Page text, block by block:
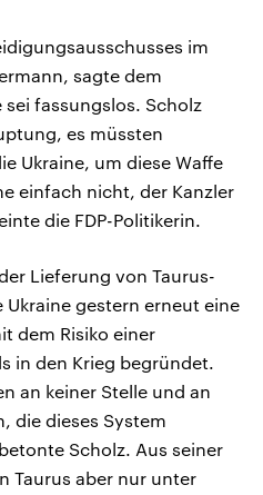
im
sagte dem
sei fassungslos. Scholz
es müssten
Ukraine, um diese Waffe
einfach nicht, der Kanzler
die FDP-Politikerin.
Lieferung von Taurus-
gestern erneut eine
dem Risiko einer
in den Krieg begründet.
an keiner Stelle und an
die dieses System
Scholz. Aus seiner
Taurus aber nur unter